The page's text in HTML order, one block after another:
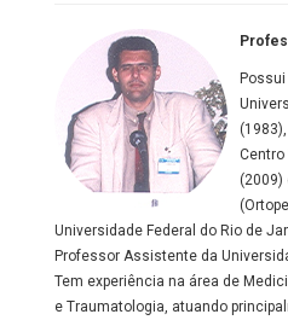
Centro
(2009)
Universidade Federal do Rio de
Professor Assistente da
Tem experiência na área de
e Traumatologia, atuando